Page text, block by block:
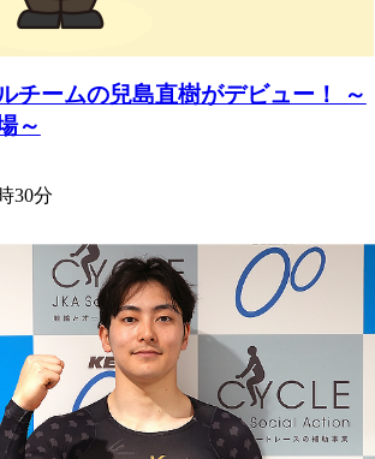
チームの兒島直樹がデビュー！ ～
～
30分